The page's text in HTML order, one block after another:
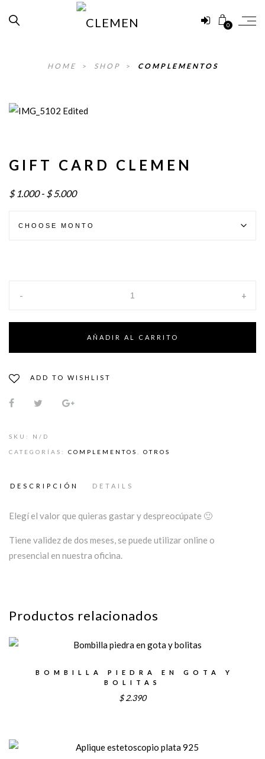
0
HOME > SHOP > COMPLEMENTOS
GIFT CARD CLEMEN
$ 1.000 - $ 5.000Rango
precios:
- +
AÑADIR AL CARRITO
ADD TO WISHLIST
SKU: N/D
CATEGORÍAS: COMPLEMENTOS OTROS
DESCRIPCIÓN DETAILS
Elegí el valor que quieras gastar y despreocúpate 🙂
Tiene validez de dos meses, se puede utilizar online o
presencial en nuestra oficina.
Productos relacionados
BOMBILLA PIEDRA EN GOTA Y
BOLITAS
$ 2.390